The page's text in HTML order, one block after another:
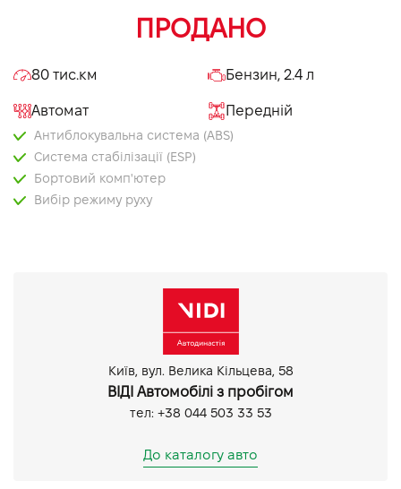
ПРОДАНО
80 тис.км Бензин, 2.4 л
Автомат Передній
Антиблокувальна система (ABS)
Система стабілізації (ESP)
Бортовий комп'ютер
Вибір режиму руху
Оздоблення керма шкірою
Київ, вул. Велика Кільцева, 58
ВІДІ Автомобілі з пробігом
тел: +38 044 503 33 53
До каталогу авто
Підпишись на наш канал та слідкуй за